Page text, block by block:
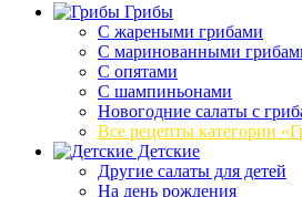
Грибы
C жареными грибами
C маринованными
C опятами
C шампиньонами
Новогодние салаты с
Все рецепты категории
Детские
Другие салаты для детей
На день рождения